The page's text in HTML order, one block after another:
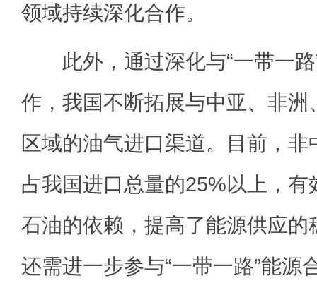
领域持续深化合作。
此外，通过深化与“一带一路
作，我国不断拓展与中亚、非洲
区域的油气进口渠道。目前，
占我国进口总量的25%以上，
石油的依赖，提高了能源供应的
还需进一步参与“一带一路”能源